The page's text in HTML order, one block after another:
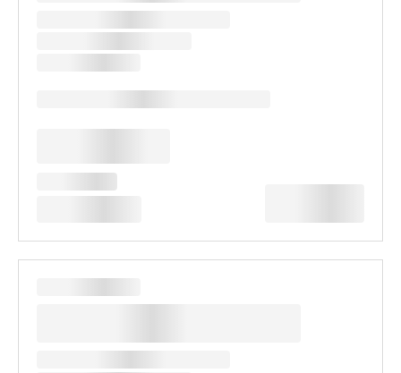
✔ 마담투소 박물관 도보 10분 거리